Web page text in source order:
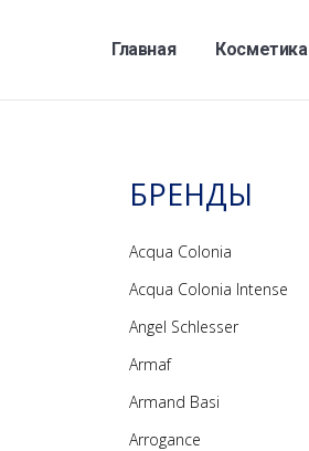
Главная Косметика
БРЕНДЫ
Acqua Colonia
Acqua Colonia Intense
Angel Schlesser
Armaf
Armand Basi
Arrogance